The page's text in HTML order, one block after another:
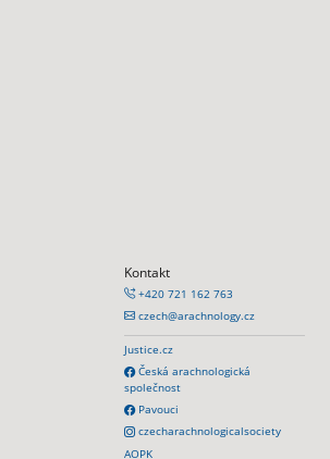
Kontakt
+420 721 162 763
czech@arachnology.cz
Justice.cz
Česká arachnologická
společnost
Pavouci
czecharachnologicalsociety
AOPK